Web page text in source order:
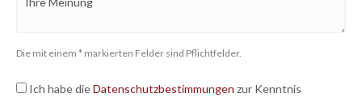
Die mit einem * markierten Felder sind Pflichtfelder.
Ich habe dieDatenschutzbestimmungen zur Kenntnis